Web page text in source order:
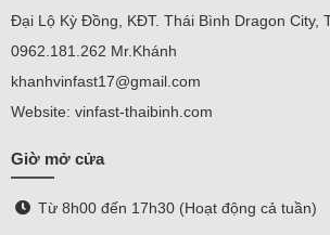
Đại Lộ Kỳ Đồng, KĐT. Thái Bình Dragon City,
0962.181.262 Mr.Khánh
khanhvinfast17@gmail.com
Website: vinfast-thaibinh.com
Giờ mở cửa
Từ 8h00 đến 17h30 (Hoạt động cả tuần)